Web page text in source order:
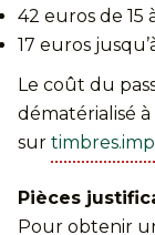
42 euros de 15
17 euros
Le coût du
dématérialisé
sur
Pièces
Pour obtenir